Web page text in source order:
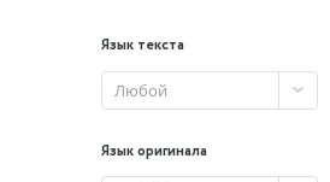
Язык текста
Любой
Язык оригинала